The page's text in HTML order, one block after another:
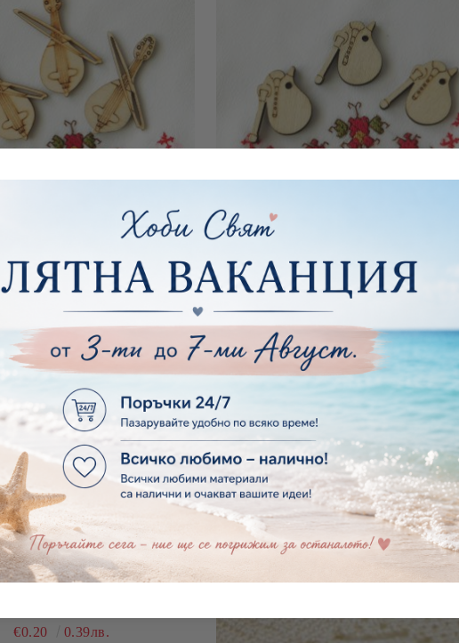
инструменти -
Електрическа китара - 1 брой
€0.20 0.39лв.